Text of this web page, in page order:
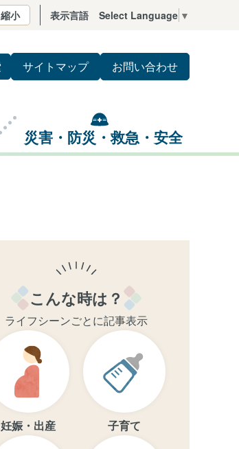
サイトマップ お問い合わせ
災害・防災・救急・安全
縮小 表示言語 Select Language ▼
こんな時は？
ライフシーンごとに記事表示
妊娠・出産 子育て